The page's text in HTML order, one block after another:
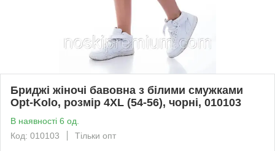
Бриджі жіночі бавовна з білими смужками
Opt-Kolo, розмір 4XL (54-56), чорні, 010103
В наявності 6 од.
Код: 010103
Тільки опт